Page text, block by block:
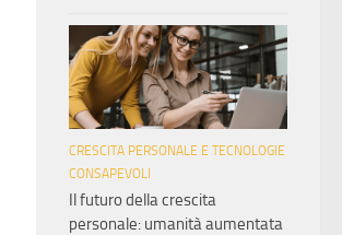
CRESCITA PERSONALE E TECNOLOGIE
CONSAPEVOLI
Il futuro della crescita
personale: umanità aumentata